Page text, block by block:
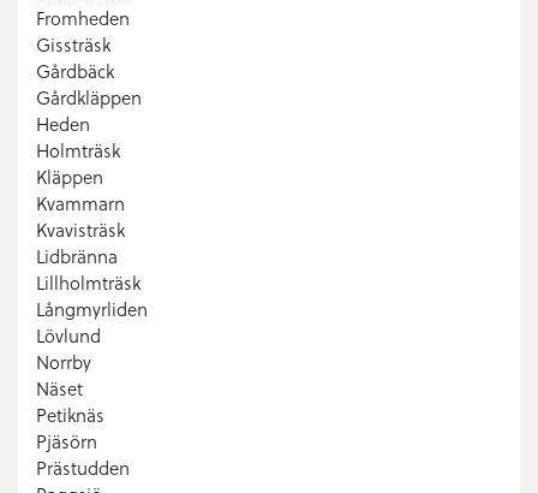
Fromheden
Gissträsk
Gårdbäck
Gårdkläppen
Heden
Holmträsk
Kläppen
Kvammarn
Kvavisträsk
Lidbränna
Lillholmträsk
Långmyrliden
Lövlund
Norrby
Näset
Petiknäs
Pjäsörn
Prästudden